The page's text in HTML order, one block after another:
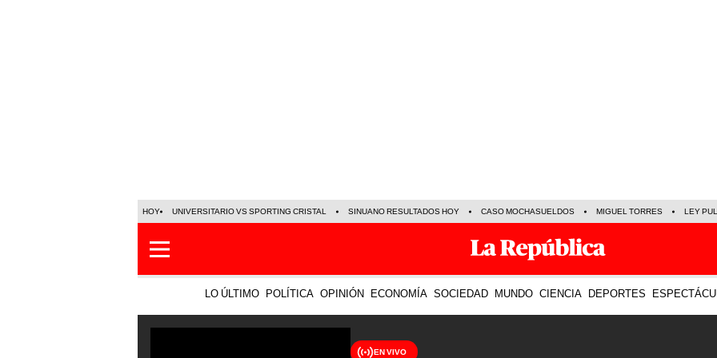
HOY UNIVERSITARIO VS SPORTING CRISTAL SINUANO RESULTADOS HOY CASO MOCHASUELDOS MIGUEL TORRES LEY
LO ÚLTIMO POLÍTICA OPINIÓN ECONOMÍA SOCIEDAD MUNDO CIENCIA DEPORTES
EN VIVO